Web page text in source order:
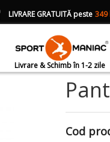
Livrare & Schimb în 1-2 zile
LIVRARE GRATUITĂ peste 349
Crocs Jibbitz în val. de
Cod